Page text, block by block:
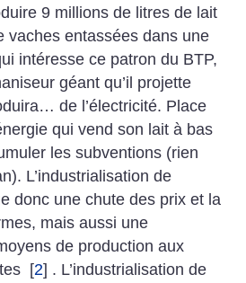
9 millions de litres de lait
vaches entassées dans une
intéresse ce patron du BTP,
géant qu’il projette
de l’électricité. Place
qui vend son lait à bas
les subventions (rien
L’industrialisation de
donc une chute des prix et la
mais aussi une
de production aux
[2] . L’industrialisation de